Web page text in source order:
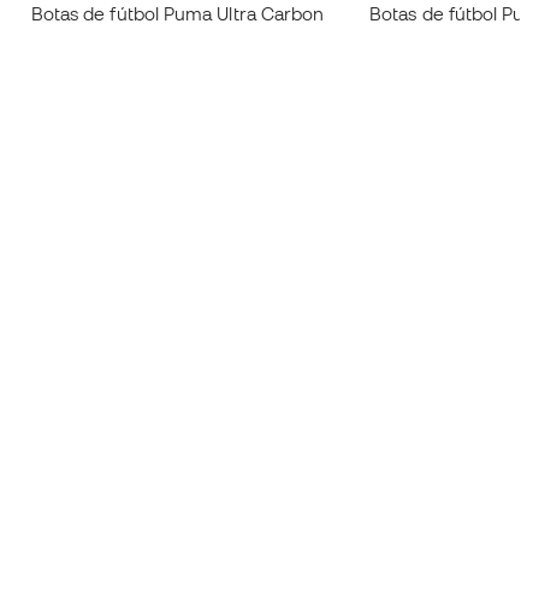
Botas de fútbol Puma Ultra Carbon Botas de fútbol